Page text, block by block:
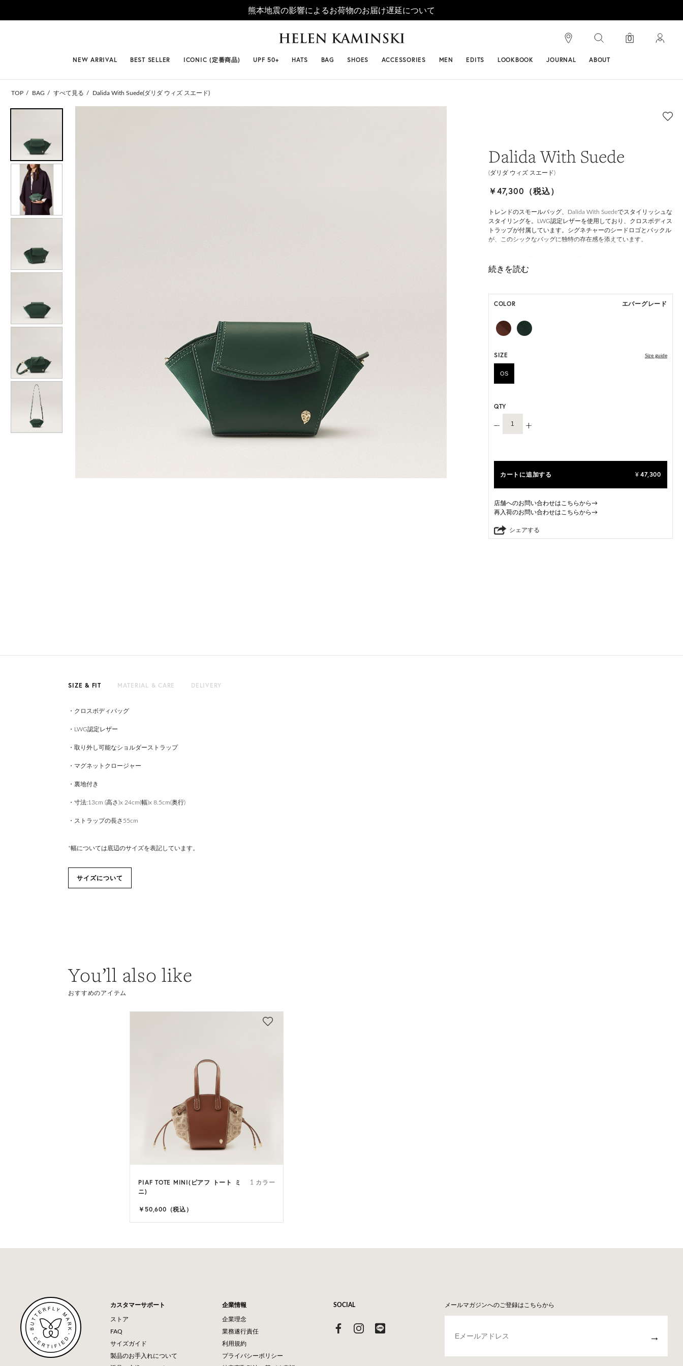
熊本地震の影響によるお荷物のお届け遅延について
#ビベット #キャップ #ビアンカ 0
NEW ARRIVAL BEST SELLER ICONIC (定番商品) UPF 50+ HATS BAG SHOES ACCESSORIES MEN EDITS LOOKBOOK JOURNAL ABOUT
TOP BAG すべて見る Dalida With Suede(ダリダ ウィズ スエード)
Dalida With Suede
(ダリダ ウィズ スエード)
￥47,300（税込）
トレンドのスモールバッグ、Dalida With Suedeでスタイリッシュな
スタイリングを。LWG認定レザーを使用しており、クロスボディス
トラップが付属しています。シグネチャーのシードロゴとバックル
が、このシックなバッグに独特の存在感を添えています。
COLOR エバーグレード
SIZE Size guide
OS
QTY
カートに追加する ¥ 47,300
店舗へのお問い合わせはこちらから→
再入荷のお問い合わせはこちらから→
シェアする
SIZE & FIT MATERIAL & CARE DELIVERY
・クロスボディバッグ
・LWG認定レザー
・取り外し可能なショルダーストラップ
・マグネットクロージャー
・裏地付き
・寸法:13cm (高さ)x 24cm(幅)x 8.5cm(奥行)
・ストラップの長さ55cm
*幅については底辺のサイズを表記しています。
サイズについて
You’ll also like
おすすめのアイテム
PIAF TOTE MINI(ピアフ トート ミ
ニ)
1 カラー
￥50,600（税込）
メールマガジンへのご登録はこちらから
→
カスタマーサポート
ストア
FAQ
サイズガイド
製品のお手入れについて
企業情報
企業理念
業務遂行責任
利用規約
プライバシーポリシー
SOCIAL